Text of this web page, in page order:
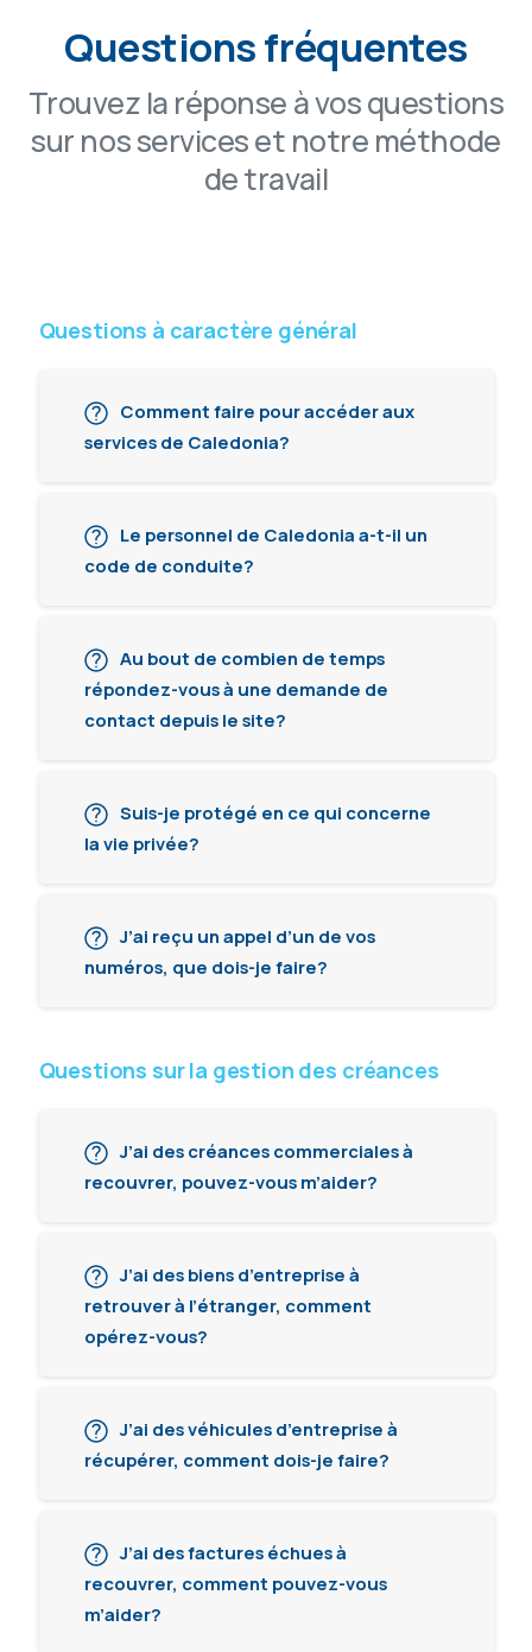
Questions fréquentes
Trouvez la réponse à vos questions
sur nos services et notre méthode
de travail
Questions à caractère général
Comment faire pour accéder aux
services de Caledonia?
Le personnel de Caledonia a-t-il un
code de conduite?
Au bout de combien de temps
répondez-vous à une demande de
contact depuis le site?
Suis-je protégé en ce qui concerne
la vie privée?
J’ai reçu un appel d’un de vos
numéros, que dois-je faire?
Questions sur la gestion des créances
J’ai des créances commerciales à
recouvrer, pouvez-vous m’aider?
J’ai des biens d’entreprise à
retrouver à l’étranger, comment
opérez-vous?
J’ai des véhicules d’entreprise à
récupérer, comment dois-je faire?
J’ai des factures échues à
recouvrer, comment pouvez-vous
m’aider?